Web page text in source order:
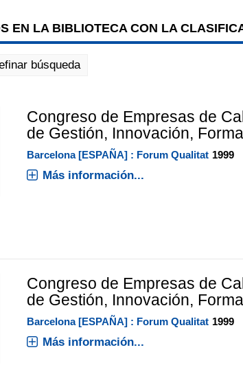
EN LA BIBLIOTECA CON LA
búsqueda
Congreso de Empresas de
de Gestión, Innovación,
Barcelona [ESPAÑA] : Forum Qualitat 1999
Más información...
Congreso de Empresas de
de Gestión, Innovación,
Barcelona [ESPAÑA] : Forum Qualitat 1999
Más información...